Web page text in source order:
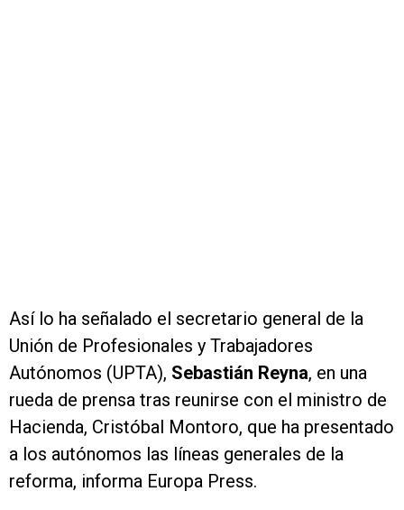
Así lo ha señalado el secretario general de la
Unión de Profesionales y Trabajadores
Autónomos (UPTA), Sebastián Reyna, en una
rueda de prensa tras reunirse con el ministro de
Hacienda, Cristóbal Montoro, que ha presentado
a los autónomos las líneas generales de la
reforma, informa Europa Press.